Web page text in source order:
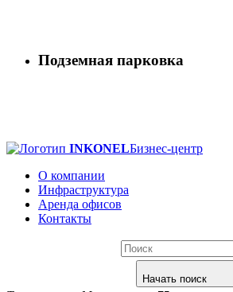
Подземная парковка
INKONELБизнес-центр
О компании
Инфраструктура
Аренда офисов
Контакты
Начать поиск